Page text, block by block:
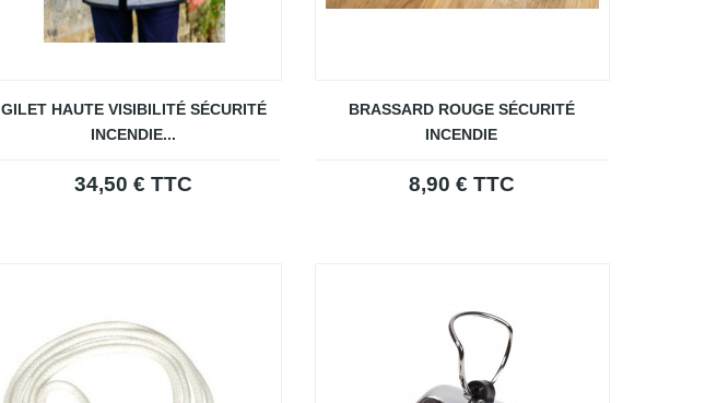
GILET HAUTE VISIBILITÉ SÉCURITÉ
INCENDIE...
34,50 € TTC
BRASSARD ROUGE SÉCURITÉ
INCENDIE
8,90 € TTC